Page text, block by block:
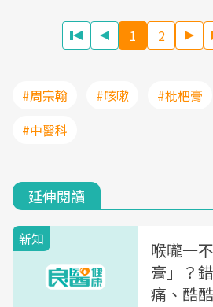
1 2
#周宗翰 #咳嗽 #枇杷膏
#中醫科
延伸閱讀
新知
喉嚨一
膏」？
痛、酷